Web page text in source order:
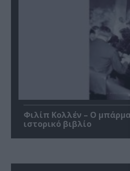
Φιλίπ Κολλέν – Ο
ιστορικό βιβλίο